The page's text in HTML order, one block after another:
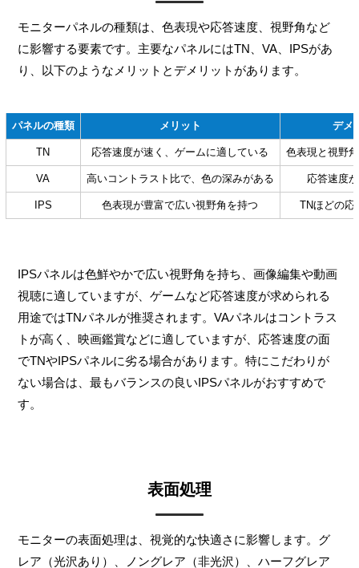
モニターパネルの種類は、色表現や応答速度、視野角など
に影響する要素です。主要なパネルにはTN、VA、IPSがあ
り、以下のようなメリットとデメリットがあります。
パネルの種類 メリット デメ
TN 応答速度が速く、ゲームに適している 色表現と視野
VA 高いコントラスト比で、色の深みがある 応答速度
IPS 色表現が豊富で広い視野角を持つ TNほどの応
IPSパネルは色鮮やかで広い視野角を持ち、画像編集や動画
視聴に適していますが、ゲームなど応答速度が求められる
用途ではTNパネルが推奨されます。VAパネルはコントラス
トが高く、映画鑑賞などに適していますが、応答速度の面
でTNやIPSパネルに劣る場合があります。特にこだわりが
ない場合は、最もバランスの良いIPSパネルがおすすめで
す。
表面処理
モニターの表面処理は、視覚的な快適さに影響します。グ
レア（光沢あり）、ノングレア（非光沢）、ハーフグレア